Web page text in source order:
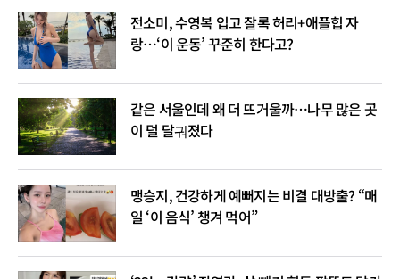
전소미, 수영복 입고 잘록 허리+애플힙 자
랑…‘이 운동’ 꾸준히 한다고?
같은 서울인데 왜 더 뜨거울까…나무 많은 곳
이 덜 달궈졌다
맹승지, 건강하게 예뻐지는 비결 대방출? “매
일 ‘이 음식’ 챙겨 먹어”